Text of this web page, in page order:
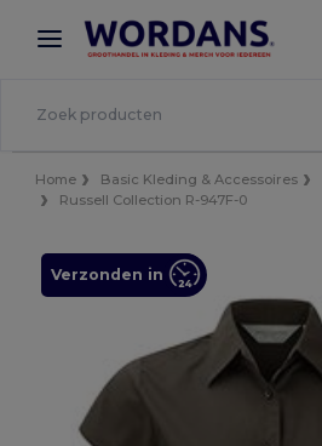
× Wordans-app
Betere prijzen in de app!
Home Basic Kleding & Accessoires
Russell Collection R-947F-0
Verzonden in